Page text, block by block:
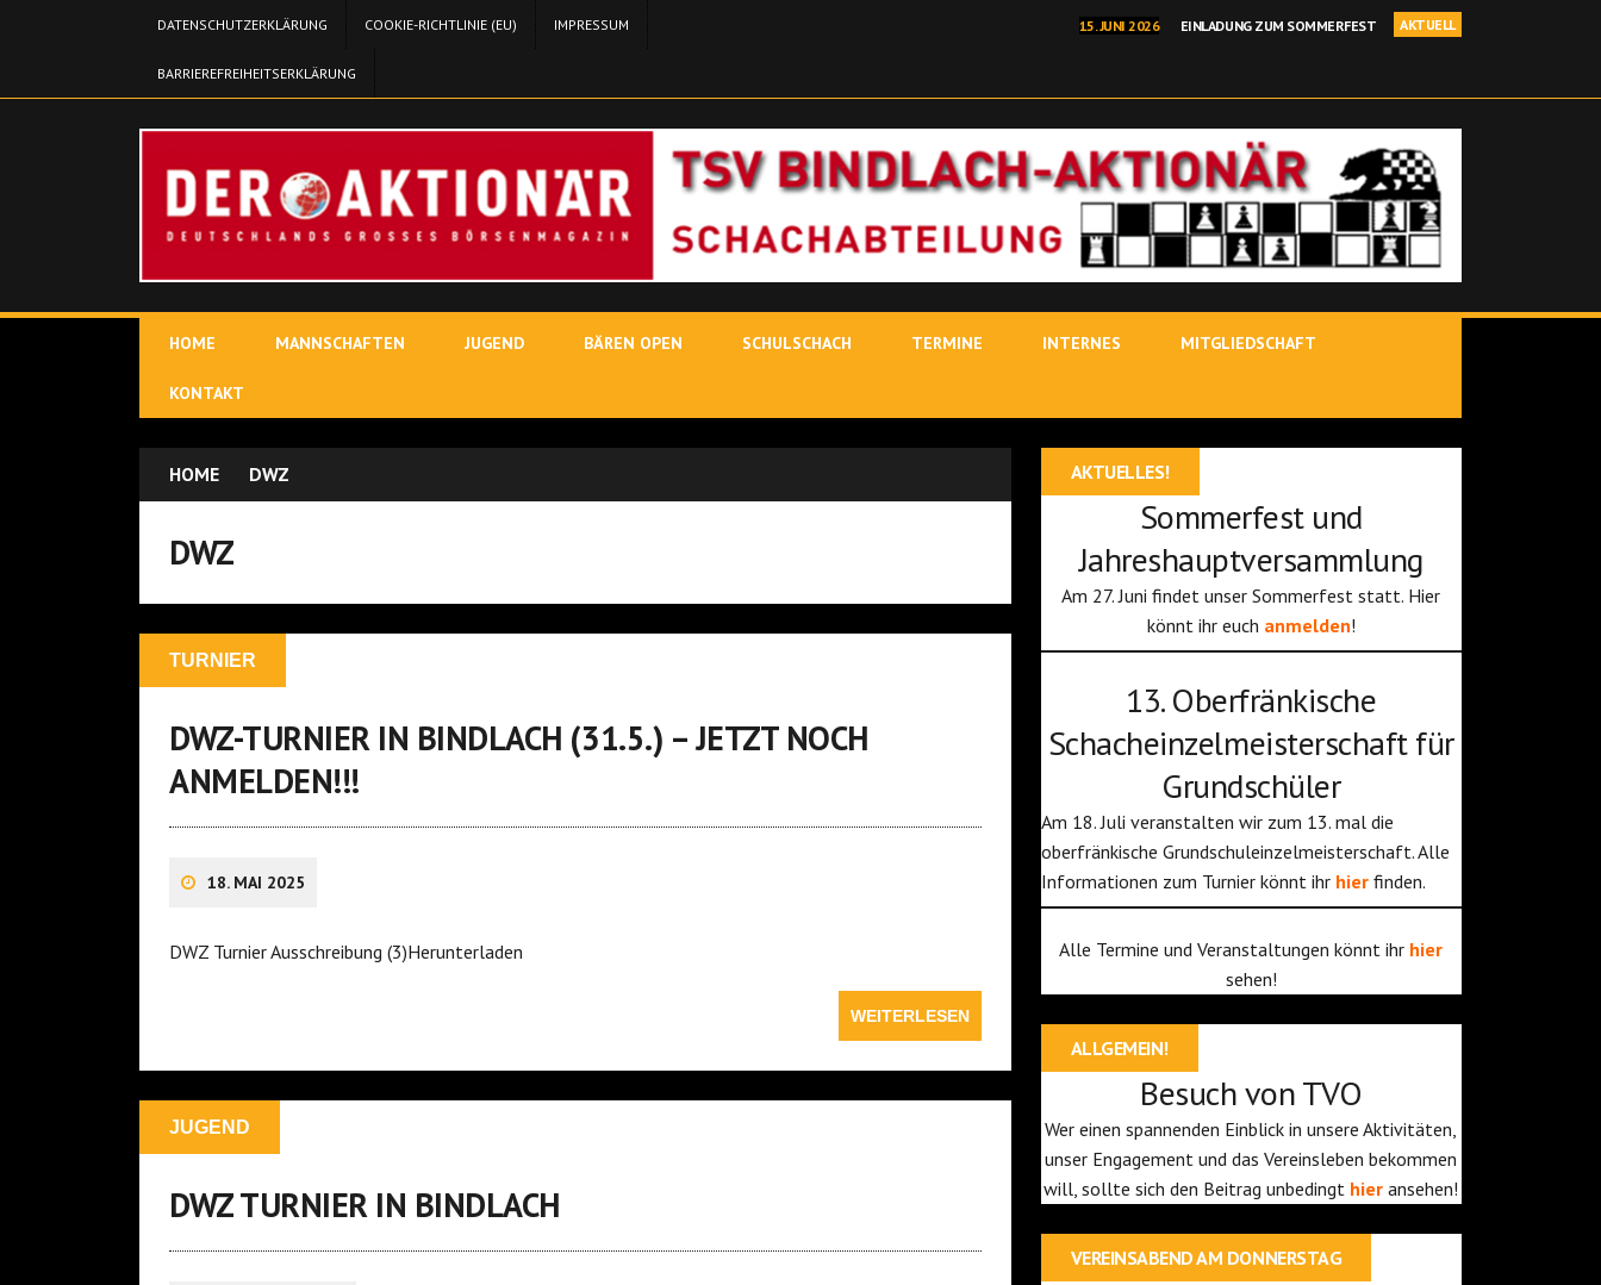
DATENSCHUTZERKLÄRUNG COOKIE-RICHTLINIE (EU) IMPRESSUM
BARRIEREFREIHEITSERKLÄRUNG
AKTUELL
15. JUNI 2026 EINLADUNG ZUM SOMMERFEST
11. MAI 2026 SCHNELLSCHACH KREISEINZELMEISTERSCHAFT IN KIRCHENLAMITZ
POSTBAUER-HENG – YOUTUBE-STARS IM ROTEN SALON
19. JUNI 2026 SCHACHLEHRER JÜRGEN DELITZSCH IST BINDLACHER VEREINSMEISTER 25/26!
HOME MANNSCHAFTEN JUGEND BÄREN OPEN SCHULSCHACH TERMINE INTERNES MITGLIEDSCHAFT
KONTAKT
HOME DWZ
DWZ
TURNIER
DWZ-TURNIER IN BINDLACH (31.5.) – JETZT NOCH
ANMELDEN!!!
18. MAI 2025
DWZ Turnier Ausschreibung (3)Herunterladen
WEITERLESEN
JUGEND
DWZ TURNIER IN BINDLACH
AKTUELLES!
Sommerfest und
Jahreshauptversammlung
Am 27. Juni findet unser Sommerfest statt. Hier
könnt ihr euch anmelden!
13. Oberfränkische
Schacheinzelmeisterschaft für
Grundschüler
Am 18. Juli veranstalten wir zum 13. mal die
oberfränkische Grundschuleinzelmeisterschaft. Alle
Informationen zum Turnier könnt ihr hier finden.
Alle Termine und Veranstaltungen könnt ihr hier
sehen!
ALLGEMEIN!
Besuch von TVO
Wer einen spannenden Einblick in unsere Aktivitäten,
unser Engagement und das Vereinsleben bekommen
will, sollte sich den Beitrag unbedingt hier ansehen!
VEREINSABEND AM DONNERSTAG